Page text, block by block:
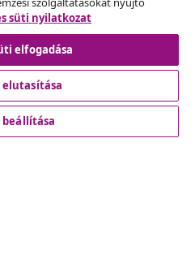
való elállás
süti nyilatkozat
elfogadása
elutasítása